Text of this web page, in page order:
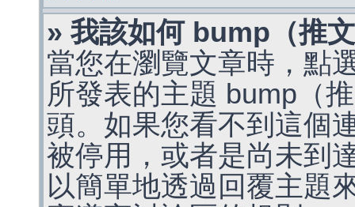
» 我該如何 bump（推
當您在瀏覽文章時，點
所發表的主題 bump（
頭。如果您看不到這個
被停用，或者是尚未到
以簡單地透過回覆主題